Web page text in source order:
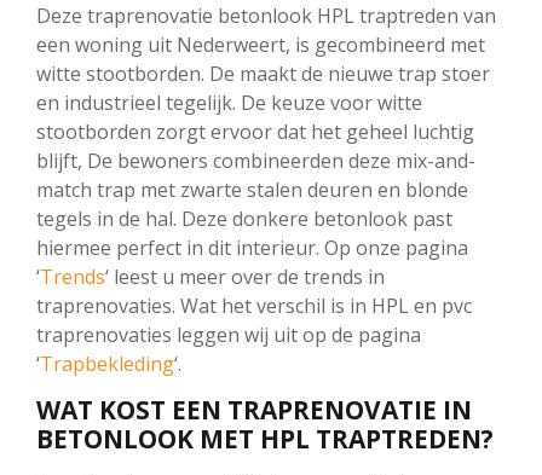
Deze traprenovatie betonlook HPL traptreden van
een woning uit Nederweert, is gecombineerd met
witte stootborden. De maakt de nieuwe trap stoer
en industrieel tegelijk. De keuze voor witte
stootborden zorgt ervoor dat het geheel luchtig
blijft, De bewoners combineerden deze mix-and-
match trap met zwarte stalen deuren en blonde
tegels in de hal. Deze donkere betonlook past
hiermee perfect in dit interieur. Op onze pagina
‘Trends‘ leest u meer over de trends in
traprenovaties. Wat het verschil is in HPL en pvc
traprenovaties leggen wij uit op de pagina
‘Trapbekleding‘.
WAT KOST EEN TRAPRENOVATIE IN
BETONLOOK MET HPL TRAPTREDEN?